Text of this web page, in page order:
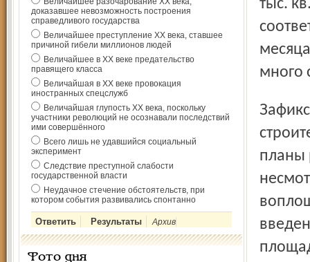
доказавшее невозможность построения
справедливого государства
Величайшее преступление ХХ века, ставшее
причиной гибели миллионов людей
Величайшее в ХХ веке предательство
правящего класса
Величайшая в ХХ веке провокация
иностранных спецслужб
Величайшая глупость ХХ века, поскольку
участники революций не осознавали последствий
ими совершённого
Всего лишь не удавшийся социальный
эксперимент
Следствие преступной слабости
государственной власти
Неудачное стечение обстоятельств, при
котором события развивались спонтанно
Архив
Фото дня
тыс.
много
Зафиксированный статистикой резкий рост объемов
планы